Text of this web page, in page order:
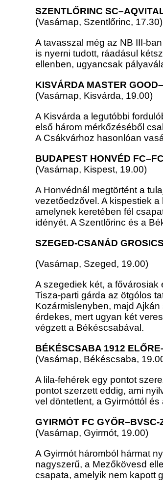
SZENTLŐRINC
(Vasárnap, Szentlőrinc, 17.30)
A tavasszal még az NB III-
is nyerni tudott, ráadásul
ellenben, ugyancsak
KISVÁRDA MASTER
(Vasárnap, Kisvárda, 19.00)
A Kisvárda a legutóbbi
első három mérkőzéséből
A Csákvárhoz hasonlóan
BUDAPEST HONVÉD
(Vasárnap, Kispest, 19.00)
A Honvédnál megtörtént a
vezetőedzővel. A kispestiek
amelynek keretében fél
idényét. A Szentlőrinc és a
SZEGED-CSANÁD
(Vasárnap, Szeged, 19.00)
A szegediek két, a
Tisza-parti gárda az ötgólos
Kozármislenyben, majd
érdekes, mert ugyan két
végzett a Békéscsabával.
BÉKÉSCSABA 1912
(Vasárnap, Békéscsaba,
A lila-fehérek egy pontot
pontot szerzett eddig, ami
vel döntetlent, a Gyirmóttól
GYIRMÓT FC GYŐR–BVSC-
(Vasárnap, Gyirmót, 19.00)
A Gyirmót háromból hármat
nagyszerű, a Mezőkövesd
csapata, amelyik nem kapott